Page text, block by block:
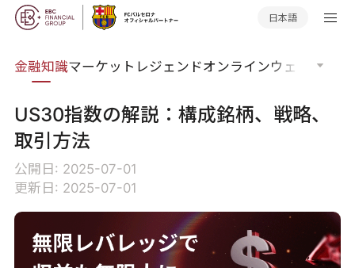
日本語
金融知識マーケットレジェンドオンラインウェビナー
US30指数の解説：構成銘柄、戦略、
取引方法
公開日: 2025-07-01
更新日: 2025-07-01